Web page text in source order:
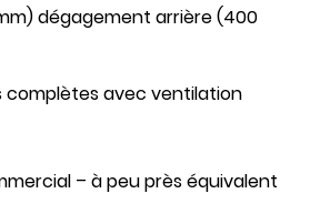
dégagement arrière (400
complètes avec ventilation
– à peu près équivalent